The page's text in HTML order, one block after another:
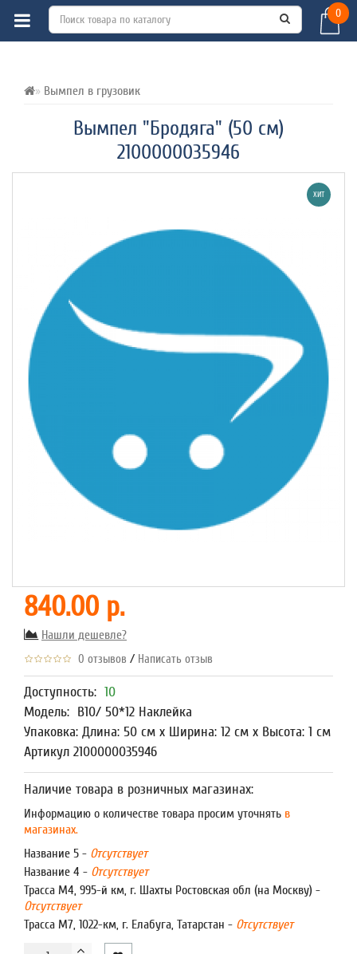
0
Вымпел в грузовик
Вымпел "Бродяга" (50 см)
2100000035946
ВСЕ О ТОВАРЕ ХАРАКТЕРИСТИКИ
ХИТ
840.00 р.
Нашли дешевле?
0 отзывов / Написать отзыв
Доступность: 10
Модель: В10/ 50*12 Наклейка
Упаковка: Длина: 50 см x Ширина: 12 см x Высота: 1 см
Артикул 2100000035946
Наличие товара в розничных магазинах:
Информацию о количестве товара просим уточнять в
магазинах.
Название 5 - Отсутствует
Название 4 - Отсутствует
Трасса М4, 995-й км, г. Шахты Ростовская обл (на Москву) -
Отсутствует
Трасса М7, 1022-км, г. Елабуга, Татарстан - Отсутствует